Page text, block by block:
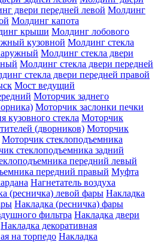
двери передней левой Молдинг
Молдинг капота
крыши Молдинг лобового
кузовной Молдинг стекла
Молдинг стекла двери
Молдинг стекла двери передней
стекла двери передней правой
Мост ведущий
Моторчик заднего
Моторчик заслонки печки
кузовного стекла Моторчик
(дворников) Моторчик
Моторчик стеклоподъемника
стеклоподъемника задний
передний левый
передний правый Муфта
Нагнетатель воздуха
(ресничка) левой фары Накладка
Накладка (ресничка) фары
фильтра Накладка двери
Накладка декоративная
на торпедо Накладка